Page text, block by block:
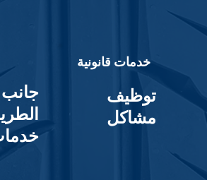
جانب
توظيف
مشاكل
خدمات قانونية